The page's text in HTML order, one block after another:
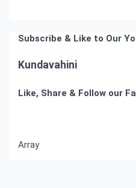
Subscribe & Like to Our
Kundavahini
Like, Share & Follow our
Array